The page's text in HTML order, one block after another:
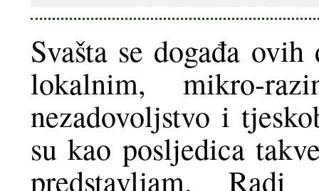
Svašta se događa
lokalnim, mikro-
nezadovoljstvo i
su kao posljedica
predstavljam.